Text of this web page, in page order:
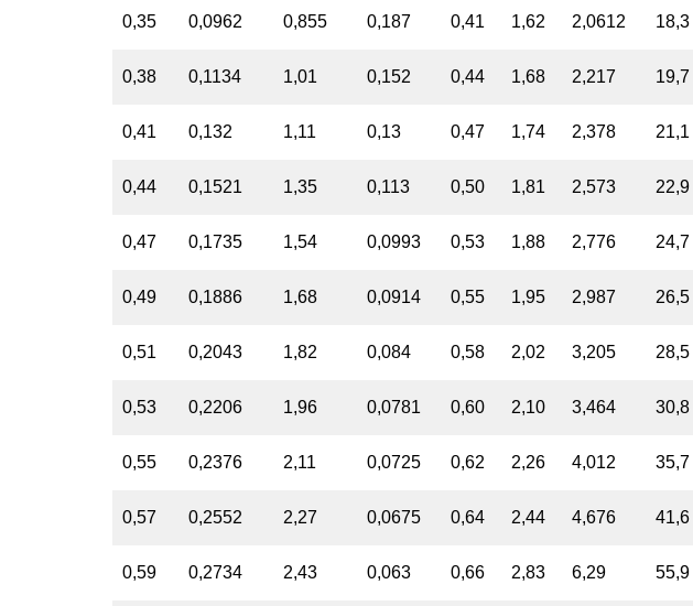
0,35 0,0962 0,855 0,187 0,41 1,62 2,0612 18,3
0,38 0,1134 1,01 0,152 0,44 1,68 2,217 19,7
0,41 0,132 1,11 0,13 0,47 1,74 2,378 21,1
0,44 0,1521 1,35 0,113 0,50 1,81 2,573 22,9
0,47 0,1735 1,54 0,0993 0,53 1,88 2,776 24,7
0,49 0,1886 1,68 0,0914 0,55 1,95 2,987 26,5
0,51 0,2043 1,82 0,084 0,58 2,02 3,205 28,5
0,53 0,2206 1,96 0,0781 0,60 2,10 3,464 30,8
0,55 0,2376 2,11 0,0725 0,62 2,26 4,012 35,7
0,57 0,2552 2,27 0,0675 0,64 2,44 4,676 41,6
0,59 0,2734 2,43 0,063 0,66 2,83 6,29 55,9